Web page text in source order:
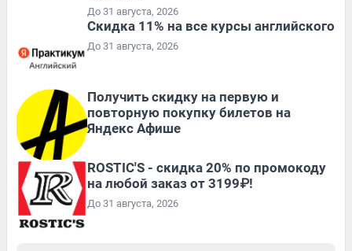
До 31 августа, 2026
Скидка 11% на все курсы английского
До 31 августа, 2026
Получить скидку на первую и
повторную покупку билетов на
Яндекс Афише
ROSTIC'S - скидка 20% по промокоду
на любой заказ от 3199₽!
До 31 августа, 2026